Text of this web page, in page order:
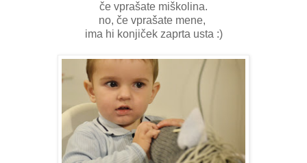
če vprašate miškolina.
no, če vprašate mene,
ima hi konjiček zaprta usta :)